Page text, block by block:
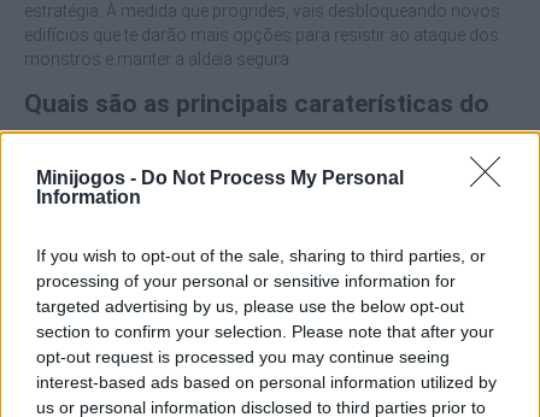
Minijogos - Do Not Process My Personal
Information
If you wish to opt-out of the sale, sharing to third parties, or
processing of your personal or sensitive information for
targeted advertising by us, please use the below opt-out
section to confirm your selection. Please note that after your
opt-out request is processed you may continue seeing
interest-based ads based on personal information utilized by
us or personal information disclosed to third parties prior to
estratégia. À medida que progrides, vais desbloqueando novos
edifícios que te darão mais opções para resistir ao ataque dos
monstros e manter a aldeia segura.
Quais são as principais caraterísticas do
Constrói a partir de torres nas ranhuras verdes para
Desfruta de um sistema de fusão de torres, arrastando as
torres umas sobre as outras ou utilizando as ranhuras
azuis para as combinar e evoluir.
Ultrapassa montanhas de níveis progressivos com
inimigos mais fortes e bosses finais para marcar o teu
progresso.
Desbloqueia novos edifícios que irão expandir a tua